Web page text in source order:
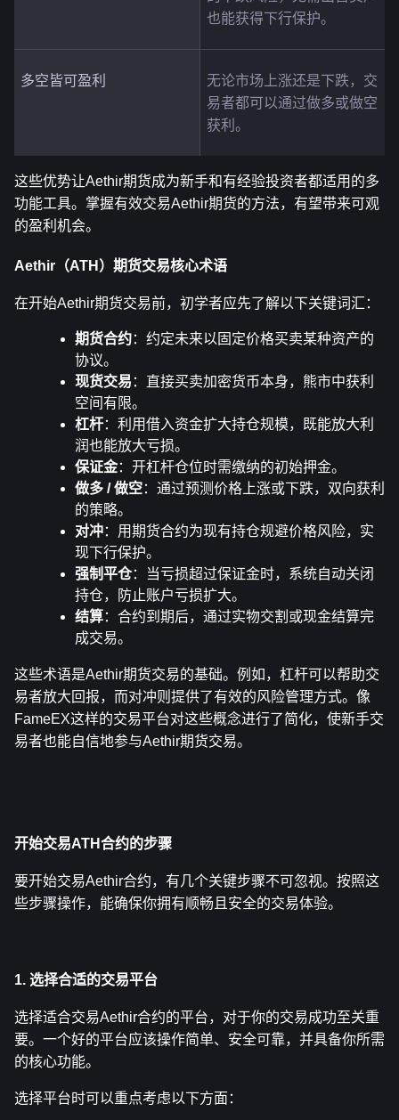
也能获得下行保护。
多空皆可盈利
无论市场上涨还是下跌，交
易者都可以通过做多或做空
获利。
这些优势让Aethir期货成为新手和有经验投资者都适用的多
功能工具。掌握有效交易Aethir期货的方法，有望带来可观
的盈利机会。
Aethir（ATH）期货交易核心术语
在开始Aethir期货交易前，初学者应先了解以下关键词汇：
期货合约：约定未来以固定价格买卖某种资产的
协议。
现货交易 ：直接买卖加密货币本身，熊市中获利
空间有限。
杠杆：利用借入资金扩大持仓规模，既能放大利
润也能放大亏损。
保证金：开杠杆仓位时需缴纳的初始押金。
做多 / 做空：通过预测价格上涨或下跌，双向获利
的策略。
对冲：用期货合约为现有持仓规避价格风险，实
现下行保护。
强制平仓：当亏损超过保证金时，系统自动关闭
持仓，防止账户亏损扩大。
结算：合约到期后，通过实物交割或现金结算完
成交易。
这些术语是Aethir期货交易的基础。例如，杠杆可以帮助交
易者放大回报，而对冲则提供了有效的风险管理方式。像
FameEX这样的交易平台对这些概念进行了简化，使新手交
易者也能自信地参与Aethir期货交易。
开始交易ATH合约的步骤
要开始交易Aethir合约，有几个关键步骤不可忽视。按照这
些步骤操作，能确保你拥有顺畅且安全的交易体验。
1. 选择合适的交易平台
选择适合交易Aethir合约的平台，对于你的交易成功至关重
要。一个好的平台应该操作简单、安全可靠，并具备你所需
的核心功能。
选择平台时可以重点考虑以下方面：